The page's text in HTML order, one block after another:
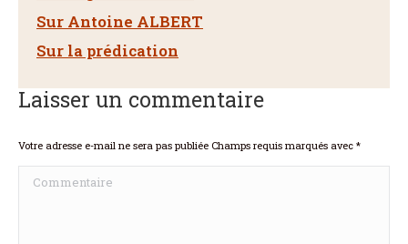
Sur Antoine ALBERT
Sur la prédication
Laisser un commentaire
Votre adresse e-mail ne sera pas publiée Champs requis marqués avec *
Commentaire